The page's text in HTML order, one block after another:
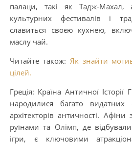
палаци, такі як Тадж-Махал,
культурних фестивалів і
славиться своєю кухнею,
маслу чай.
Читайте також: Як знайти
цілей.
Греція: Країна Античної
народилися багато видатних
архітекторів античності.
руїнами та Олімп, де
ігри, є ключовими